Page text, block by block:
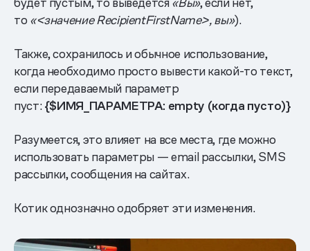
то «<значение RecipientFirstName>, вы»).
Также, сохранилось и обычное использование,
когда необходимо просто вывести какой-то текст,
если передаваемый параметр
пуст:{$ИМЯ_ПАРАМЕТРА: empty (когда пусто)}
Разумеется, это влияет на все места, где можно
использовать параметры — email рассылки, SMS
рассылки, сообщения на сайтах.
Котик однозначно одобряет эти изменения.